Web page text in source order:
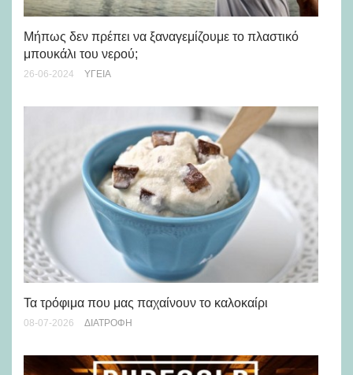
Μήπως δεν πρέπει να ξαναγεμίζουμε το πλαστικό
μπουκάλι του νερού;
26-06-2024 ΥΓΕΊΑ
Τα τρόφιμα που μας παχαίνουν το καλοκαίρι
08-07-2026 ΔΙΑΤΡΟΦΉ